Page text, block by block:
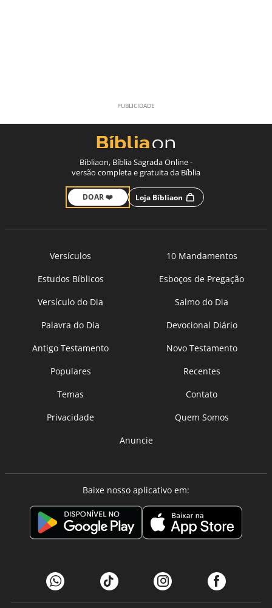
Bíbliaon, Bíblia Sagrada Online -
versão completa e gratuita da Bíblia
DOAR ❤️ Loja Bíbliaon
Versículos
10 Mandamentos
Estudos Bíblicos
Esboços de Pregação
Versículo do Dia
Salmo do Dia
Palavra do Dia
Devocional Diário
Antigo Testamento
Novo Testamento
Populares
Recentes
Temas
Contato
Privacidade
Quem Somos
Anuncie
Baixe nosso aplicativo em: